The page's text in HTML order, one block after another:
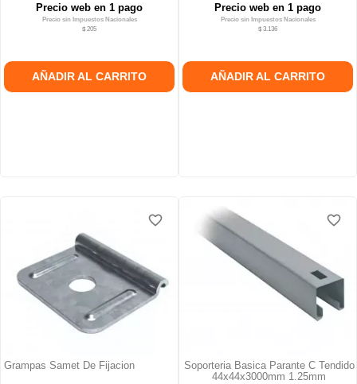
Precio web en 1 pago
Precio sin Impuestos Nacionales
$ 205
AÑADIR AL CARRITO
Precio web en 1 pago
Precio sin Impuestos Nacionales
$ 3.136
AÑADIR AL CARRITO
Grampas Samet De Fijacion
favorite_border
favorite_border
favorite_border
Soporteria Basica Parante C Tendido
44x44x3000mm 1.25mm
favorite_border
favorite_border
favorite_border